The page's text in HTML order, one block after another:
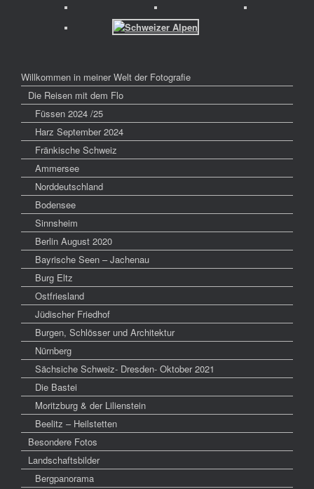
Willkommen in meiner Welt der Fotografie
Die Reisen mit dem Flo
Füssen 2024 /25
Harz September 2024
Fränkische Schweiz
Ammersee
Norddeutschland
Bodensee
Sinnsheim
Berlin August 2020
Bayrische Seen – Jachenau
Burg Eltz
Ostfriesland
Jüdischer Friedhof
Burgen, Schlösser und Architektur
Nürnberg
Sächsiche Schweiz- Dresden- Oktober 2021
Die Bastei
Moritzburg & der Lilienstein
Beelitz – Heilstetten
Besondere Fotos
Landschaftsbilder
Bergpanorama